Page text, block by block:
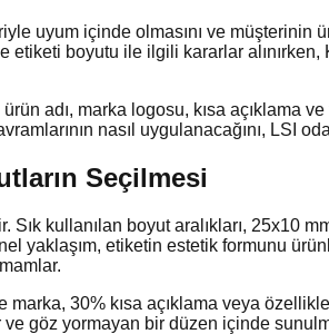
içinde olmasını ve müşterinin
boyutu ile ilgili kararlar
adı, marka logosu, kısa açıklama
nasıl uygulanacağını, LSI
Seçilmesi
kullanılan boyut aralıkları, 25x10
yaklaşım, etiketin estetik formunu
30% kısa açıklama veya
göz yormayan bir düzen içinde